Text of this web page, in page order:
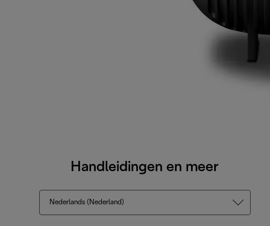
Handleidingen en meer
Nederlands (Nederland)